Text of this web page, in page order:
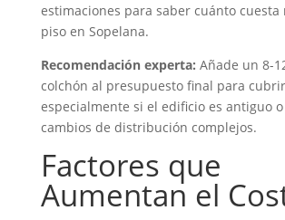
estimaciones para saber cuánto
piso en Sopelana.
Recomendación experta: Añade un 8-
colchón al presupuesto final para
especialmente si el edificio es antiguo
cambios de distribución complejos.
Factores que
Aumentan el